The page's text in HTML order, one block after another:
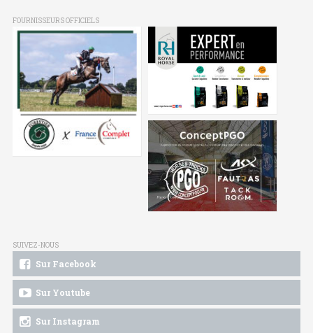
FOURNISSEURS OFFICIELS
SUIVEZ-NOUS
Sur Facebook
Sur Youtube
Sur Instagram